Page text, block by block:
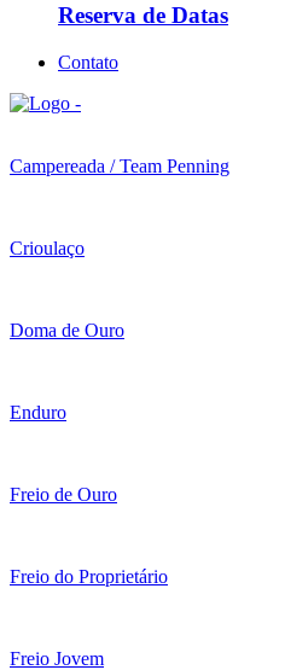
Reserva de Datas
Contato
Campereada / Team Penning
Crioulaço
Doma de Ouro
Enduro
Freio de Ouro
Freio do Proprietário
Freio Jovem